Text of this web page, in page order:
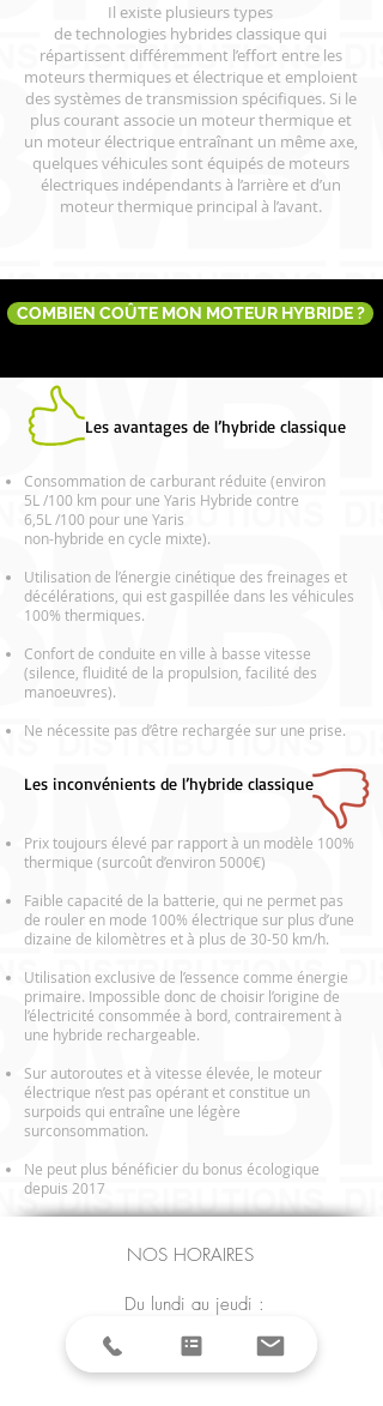
Il existe plusieurs types
de technologies hybrides classique qui
répartissent différemment l’effort entre les
moteurs thermiques et électrique et emploient
des systèmes de transmission spécifiques. Si le
plus courant associe un moteur thermique et
un moteur électrique entraînant un même axe,
quelques véhicules sont équipés de moteurs
électriques indépendants à l’arrière et d’un
moteur thermique principal à l’avant.
COMBIEN COÛTE MON MOTEUR HYBRIDE ?
Les avantages de l’hybride classique
Consommation de carburant réduite (environ
5L /100 km pour une Yaris Hybride contre
6,5L /100 pour une Yaris
non-hybride en cycle mixte).
Utilisation de l’énergie cinétique des freinages et
décélérations, qui est gaspillée dans les véhicules
100% thermiques.
Confort de conduite en ville à basse vitesse
(silence, fluidité de la propulsion, facilité des
manoeuvres).
Ne nécessite pas d’être rechargée sur une prise.
Les inconvénients de l’hybride classique
Prix toujours élevé par rapport à un modèle 100%
thermique (surcoût d’environ 5000€)
Faible capacité de la batterie, qui ne permet pas
de rouler en mode 100% électrique sur plus d’une
dizaine de kilomètres et à plus de 30-50 km/h.
Utilisation exclusive de l’essence comme énergie
primaire. Impossible donc de choisir l’origine de
l’électricité consommée à bord, contrairement à
une hybride rechargeable.
Sur autoroutes et à vitesse élevée, le moteur
électrique n’est pas opérant et constitue un
surpoids qui entraîne une légère
surconsommation.
Ne peut plus bénéficier du bonus écologique
depuis 2017
NOS HORAIRES
Du lundi au jeudi :
9h00 - 12h00
14h00 - 18h00